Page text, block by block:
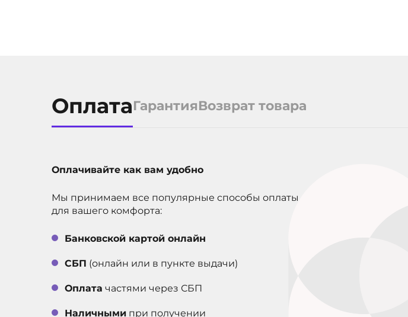
признается недостатком
(браком) товара. Пожалуйста,
ТИП СИМ-КАРТЫ Dual SIM
ВСТРОЕННАЯ ПАМЯТЬ
АРТИКУЛ 11748
ОплатаГарантияВозврат товара
Оплачивайте как вам удобно
Мы принимаем все популярные способы оплаты
для вашего комфорта:
Банковской картой онлайн
СБП (онлайн или в пункте выдачи)
Оплата частями через СБП
Наличными при получении